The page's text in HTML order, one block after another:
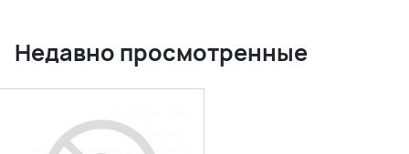
Недавно просмотренные